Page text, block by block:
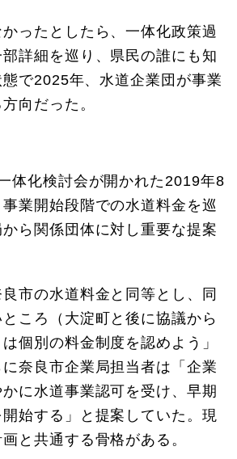
ったとしたら、一体化政策過
詳細を巡り、県民の誰にも知
で2025年、水道企業団が事業
向だった。
体化検討会が開かれた2019年8
業開始段階での水道料金を巡
ら関係団体に対し重要な提案
市の水道料金と同等とし、同
ころ（大淀町と後に協議から
個別の料金制度を認めよう」
奈良市企業局担当者は「企業
に水道事業認可を受け、早期
始する」と提案していた。現
と共通する骨格がある。